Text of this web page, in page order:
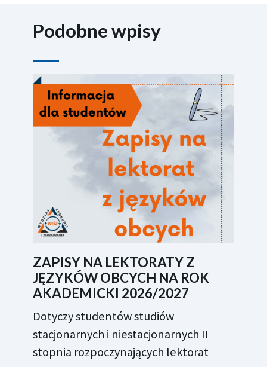
Podobne wpisy
ZAPISY NA LEKTORATY Z
JĘZYKÓW OBCYCH NA ROK
AKADEMICKI 2026/2027
Dotyczy studentów studiów
stacjonarnych i niestacjonarnych II
stopnia rozpoczynających lektorat